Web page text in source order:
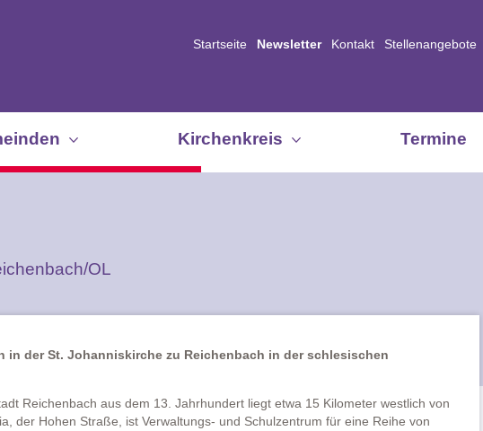
Startseite Newsletter Kontakt Stellenangebote
Kirchenkreis Termine
OL
in der St. Johanniskirche zu Reichenbach in der schlesischen
Reichenbach aus dem 13. Jahrhundert liegt etwa 15 Kilometer westlich von
der Hohen Straße, ist Verwaltungs- und Schulzentrum für eine Reihe von